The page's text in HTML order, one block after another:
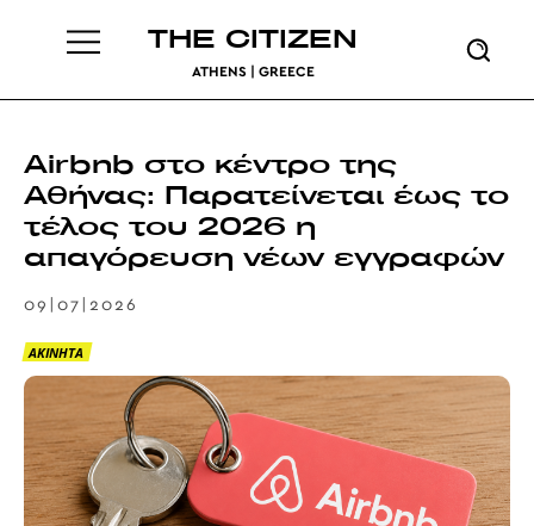
THE CITIZEN
ATHENS | GREECE
Airbnb στο κέντρο της
Αθήνας: Παρατείνεται έως το
τέλος του 2026 η
απαγόρευση νέων εγγραφών
09|07|2026
ΑΚΙΝΗΤΑ